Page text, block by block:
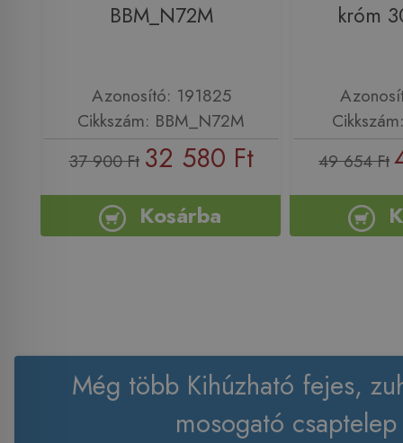
BBM_N72M
Azonosító: 191825
Cikkszám: BBM_N72M
37 900 Ft 32 580 Ft
Kosárba
króm
49 654 Ft
Még több Kihúzható fejes,
mosogató csaptelep